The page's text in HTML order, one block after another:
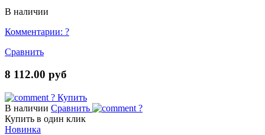
В наличии
Комментарии: ?
Сравнить
8 112.00 руб
? Купить
В наличии Сравнить
?
Купить в один клик
Новинка